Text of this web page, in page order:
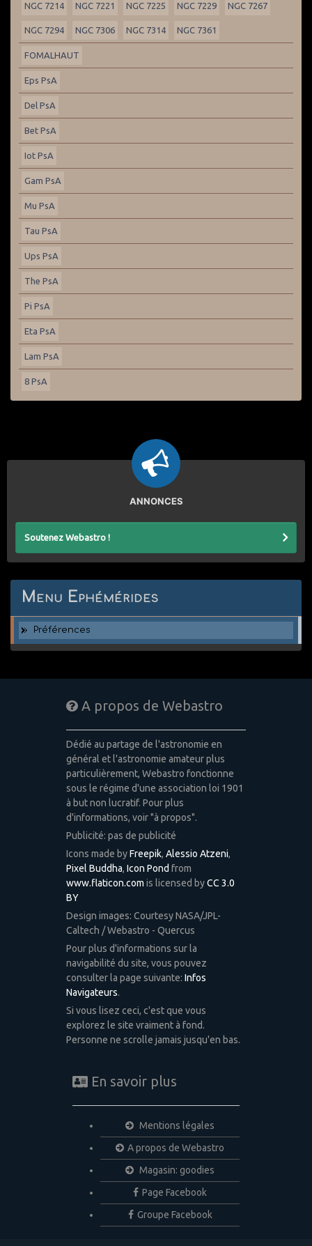
NGC 7214 NGC 7221 NGC 7225 NGC 7229 NGC 7267
NGC 7294 NGC 7306 NGC 7314 NGC 7361
FOMALHAUT
Eps PsA
Del PsA
Bet PsA
Iot PsA
Gam PsA
Mu PsA
Tau PsA
Ups PsA
The PsA
Pi PsA
Eta PsA
Lam PsA
8 PsA
ANNONCES
Soutenez Webastro !
Menu Ephémérides
Préférences
A propos de Webastro
Dédié au partage de l'astronomie en
général et l'astronomie amateur plus
particulièrement, Webastro fonctionne
sous le régime d'une association loi 1901
à but non lucratif. Pour plus
d'informations, voir "à propos".
Publicité: pas de publicité
Icons made byFreepik, Alessio Atzeni,
Pixel Buddha, Icon Pond from
www.flaticon.com is licensed byCC 3.0
BY
Design images: Courtesy NASA/JPL-
Caltech / Webastro - Quercus
Pour plus d'informations sur la
navigabilité du site, vous pouvez
consulter la page suivante: Infos
Navigateurs.
Si vous lisez ceci, c'est que vous
explorez le site vraiment à fond.
Personne ne scrolle jamais jusqu'en bas.
En savoir plus
Mentions légales
A propos de Webastro
Magasin: goodies
Page Facebook
Groupe Facebook